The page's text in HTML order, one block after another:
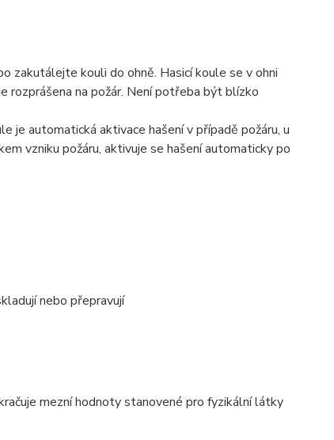
zakutálejte kouli do ohně. Hasicí koule se v ohni
rozprášena na požár. Není potřeba být blízko
je automatická aktivace hašení v případě požáru, u
vzniku požáru, aktivuje se hašení automaticky po
nebo přepravují
mezní hodnoty stanovené pro fyzikální látky